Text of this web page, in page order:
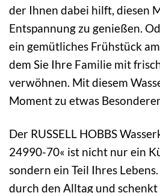
der Ihnen dabei hilft, diesen
Entspannung zu genießen.
ein gemütliches Frühstück
dem Sie Ihre Familie mit
verwöhnen. Mit diesem
Moment zu etwas
Der RUSSELL HOBBS
24990-70« ist nicht nur ein
sondern ein Teil Ihres
durch den Alltag und